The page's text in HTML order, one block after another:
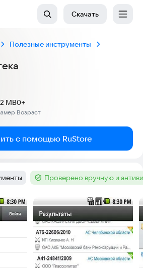
Скачать
Полезные инструменты
MB
Возраст
0+
с помощью RuStore
Тег :Проверено вручную и